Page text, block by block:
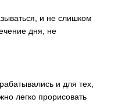
и не слишком
дня, не
и для тех,
легко прорисовать